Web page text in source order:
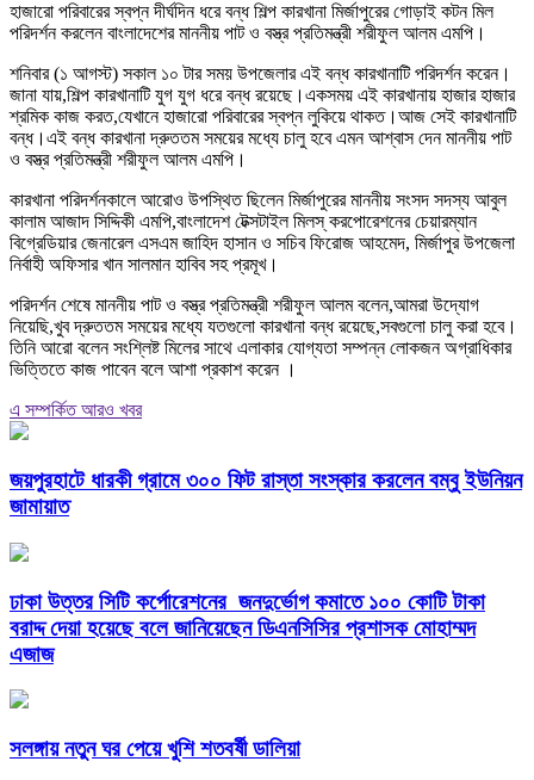
হাজারো পরিবারের স্বপ্ন দীর্ঘদিন ধরে বন্ধ শিল্প কারখানা মির্জাপুরের গোড়াই কটন মিল
পরিদর্শন করলেন বাংলাদেশের মাননীয় পাট ও বস্ত্র প্রতিমন্ত্রী শরীফুল আলম এমপি।
শনিবার (১ আগস্ট) সকাল ১০ টার সময় উপজেলার এই বন্ধ কারখানাটি পরিদর্শন করেন।
জানা যায়,শিল্প কারখানাটি যুগ যুগ ধরে বন্ধ রয়েছে।একসময় এই কারখানায় হাজার হাজার
শ্রমিক কাজ করত,যেখানে হাজারো পরিবারের স্বপ্ন লুকিয়ে থাকত।আজ সেই কারখানাটি
বন্ধ।এই বন্ধ কারখানা দ্রুততম সময়ের মধ্যে চালু হবে এমন আশ্বাস দেন মাননীয় পাট
ও বস্ত্র প্রতিমন্ত্রী শরীফুল আলম এমপি।
কারখানা পরিদর্শনকালে আরোও উপস্থিত ছিলেন মির্জাপুরের মাননীয় সংসদ সদস্য আবুল
কালাম আজাদ সিদ্দিকী এমপি,বাংলাদেশ টেক্সটাইল মিলস্ করপোরেশনের চেয়ারম্যান
বিগ্রেডিয়ার জেনারেল এসএম জাহিদ হাসান ও সচিব ফিরোজ আহমেদ, মির্জাপুর উপজেলা
নির্বাহী অফিসার খান সালমান হাবিব সহ প্রমূখ।
পরিদর্শন শেষে মাননীয় পাট ও বস্ত্র প্রতিমন্ত্রী শরীফুল আলম বলেন,আমরা উদ্যোগ
নিয়েছি,খুব দ্রুততম সময়ের মধ্যে যতগুলো কারখানা বন্ধ রয়েছে,সবগুলো চালু করা হবে।
তিনি আরো বলেন সংশ্লিষ্ট মিলের সাথে এলাকার যোগ্যতা সম্পন্ন লোকজন অগ্রাধিকার
ভিত্তিতে কাজ পাবেন বলে আশা প্রকাশ করেন ।
এ সম্পর্কিত আরও খবর
জয়পুরহাটে ধারকী গ্রামে ৩০০ ফিট রাস্তা সংস্কার করলেন বম্বু ইউনিয়ন
জামায়াত
ঢাকা উত্তর সিটি কর্পোরেশনের জনদুর্ভোগ কমাতে ১০০ কোটি টাকা
বরাদ্দ দেয়া হয়েছে বলে জানিয়েছেন ডিএনসিসির প্রশাসক মোহাম্মদ
এজাজ
সলঙ্গায় নতুন ঘর পেয়ে খুশি শতবর্ষী ডালিয়া